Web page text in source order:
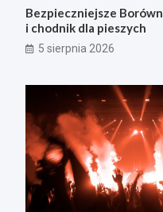
Bezpieczniejsze
i chodnik dla pieszych
5 sierpnia 2026